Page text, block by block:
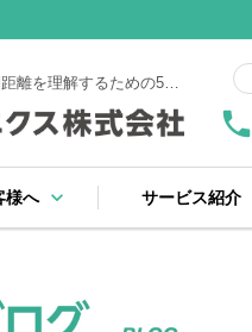
絶縁設計の「見えない境界線」。沿面距離と空間距離を理解するための5つのポイント
phone
様へ keyboard_arrow_down サービス紹介